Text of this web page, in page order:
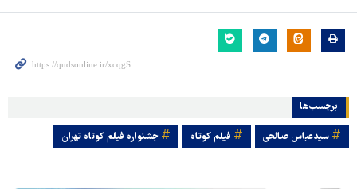
برچسب‌ها
سیدعباس صالحی فیلم کوتاه جشنواره فیلم کوتاه تهران